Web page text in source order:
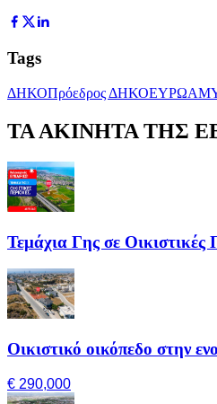
Tags
ΔΗΚΟΠρόεδρος ΔΗΚΟ
ΤΑ ΑΚΙΝΗΤΑ ΤΗΣ
Τεμάχια Γης σε Οικιστικές
Οικιστικό οικόπεδο στην
€ 290,000